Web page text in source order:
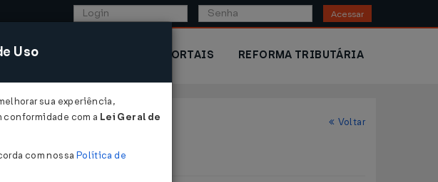
Acessar
COMÉRCIO EXTERIOR PORTAIS REFORMA TRIBUTÁRIA
Voltar
Uso
sua experiência,
com a Lei Geral de
com nossa Política de